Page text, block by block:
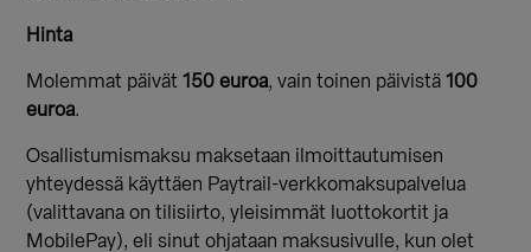
Hinta
Molemmat päivät150 euroa, vain toinen päivistä100
euroa.
Osallistumismaksu maksetaan ilmoittautumisen
yhteydessä käyttäen Paytrail-verkkomaksupalvelua
(valittavana on tilisiirto, yleisimmät luottokortit ja
MobilePay), eli sinut ohjataan maksusivulle, kun olet